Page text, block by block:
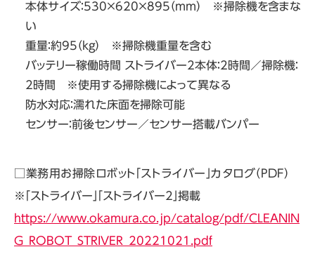
本体サイズ：530×620×895（mm） ※掃除機を含まな
い
重量：約95（kg） ※掃除機重量を含む
バッテリー稼働時間 ストライバー2本体：2時間／掃除機：
2時間 ※使用する掃除機によって異なる
防水対応：濡れた床面を掃除可能
センサー：前後センサー／センサー搭載バンパー
□業務用お掃除ロボット「ストライバー」カタログ（PDF）
※「ストライバー」「ストライバー2」掲載
https://www.okamura.co.jp/catalog/pdf/CLEANIN
G_ROBOT_STRIVER_20221021.pdf